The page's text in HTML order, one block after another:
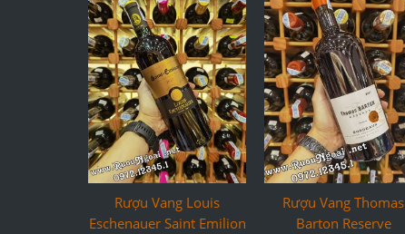
Rượu Vang Louis
Eschenauer Saint Emilion
Rượu Vang Thomas
Barton Reserve